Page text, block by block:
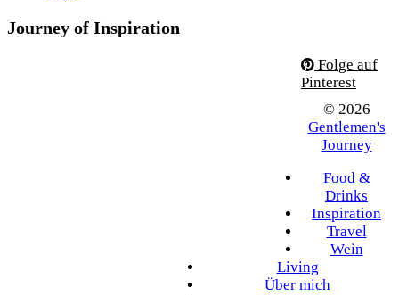
Journey of Inspiration
Folge auf
Pinterest
© 2026
Gentlemen's
Journey
Food &
Drinks
Inspiration
Travel
Wein
Living
Über mich